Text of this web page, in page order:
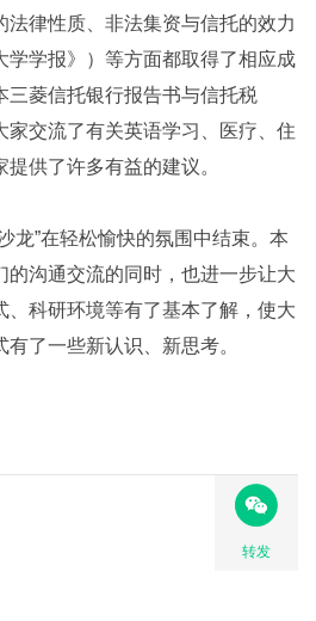
法律性质、非法集资与信托的效力
学学报》）等方面都取得了相应成
三菱信托银行报告书与信托税
家交流了有关英语学习、医疗、住
供了许多有益的建议。
”在轻松愉快的氛围中结束。本
的沟通交流的同时，也进一步让大
、科研环境等有了基本了解，使大
了一些新认识、新思考。
转发